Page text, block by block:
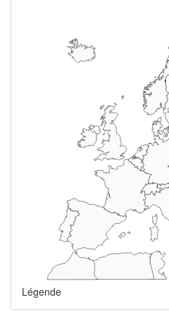
Légende